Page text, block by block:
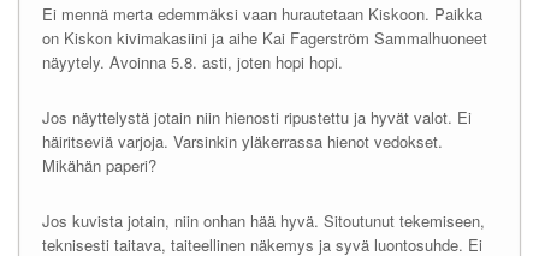
Ei mennä merta edemmäksi vaan hurautetaan Kiskoon. Paikka
on Kiskon kivimakasiini ja aihe Kai Fagerström Sammalhuoneet
näyytely. Avoinna 5.8. asti, joten hopi hopi.
Jos näyttelystä jotain niin hienosti ripustettu ja hyvät valot. Ei
häiritseviä varjoja. Varsinkin yläkerrassa hienot vedokset.
Mikähän paperi?
Jos kuvista jotain, niin onhan hää hyvä. Sitoutunut tekemiseen,
teknisesti taitava, taiteellinen näkemys ja syvä luontosuhde. Ei